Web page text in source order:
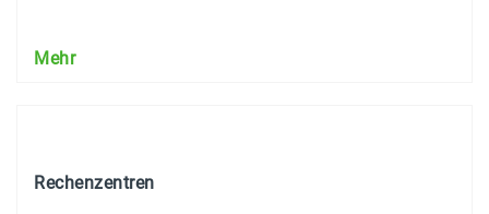
Mehr
Rechenzentren